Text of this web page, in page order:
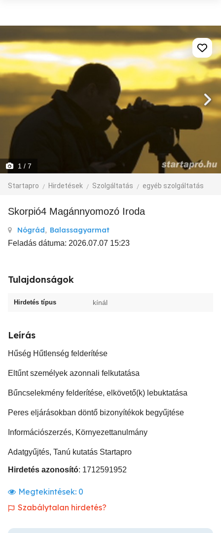
1 / 7
Startapro Hirdetések Szolgáltatás egyéb szolgáltatás
Skorpió4 Magánnyomozó Iroda
Nógrád, Balassagyarmat
Feladás dátuma: 2026.07.07 15:23
Tulajdonságok
Hirdetés típus kínál
Leírás
Hűség Hűtlenség felderítése
Eltűnt személyek azonnali felkutatása
Bűncselekmény felderítése, elkövető(k) lebuktatása
Peres eljárásokban döntő bizonyítékok begyűjtése
Információszerzés, Környezettanulmány
Adatgyűjtés, Tanú kutatás Startapro
Hirdetés azonosító: 1712591952
Megtekintések: 0
Szabálytalan hirdetés?